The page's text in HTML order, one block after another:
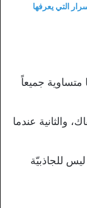
التي يعرفها
جميعاً
والثانية عندما
للجاذبيّة